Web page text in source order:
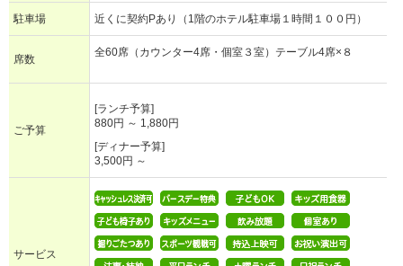
駐車場 近くに契約Pあり（1階のホテル駐車場１時間１００円）
席数
全60席（カウンター4席・個室３室）テーブル4席×８
ご予算
[ランチ予算]
880円 ～ 1,880円
[ディナー予算]
3,500円 ～
サービス